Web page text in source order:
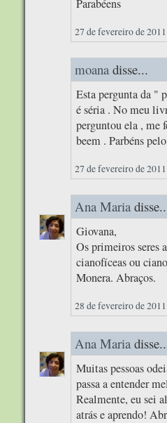
Parabéens
27 de fevereiro de
moana disse...
Esta pergunta da "
é séria . No meu
perguntou ela , me
beem . Parbéns
27 de fevereiro de
Ana Maria
Giovana,
Os primeiros seres
cianofíceas ou
Monera. Abraços.
28 de fevereiro de
Ana Maria
Muitas pessoas
passa a entender
Realmente, eu sei
atrás e aprendo!